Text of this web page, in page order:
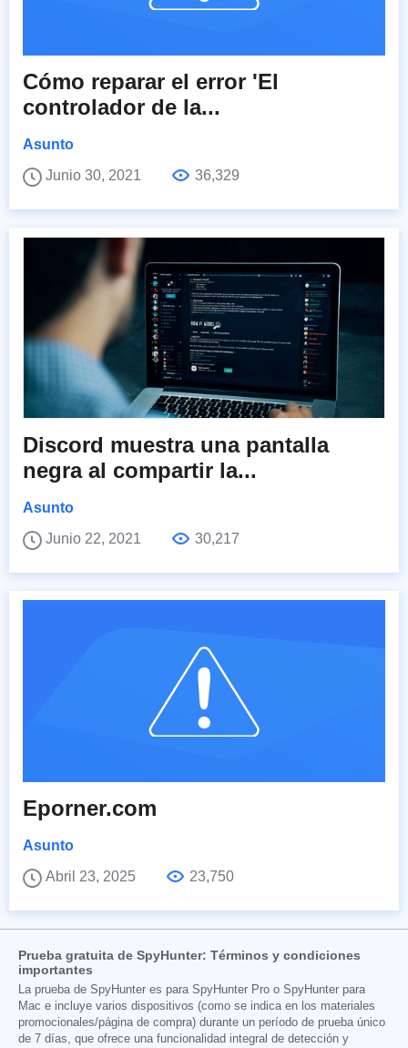
Cómo reparar el error 'El
controlador de la...
Asunto
Junio 30, 2021
36,329
Discord muestra una pantalla
negra al compartir la...
Asunto
Junio 22, 2021
30,217
Eporner.com
Asunto
Abril 23, 2025
23,750
Prueba gratuita de SpyHunter: Términos y condiciones
importantes
La prueba de SpyHunter es para SpyHunter Pro o SpyHunter para
Mac e incluye varios dispositivos (como se indica en los materiales
promocionales/página de compra) durante un período de prueba único
de 7 días, que ofrece una funcionalidad integral de detección y